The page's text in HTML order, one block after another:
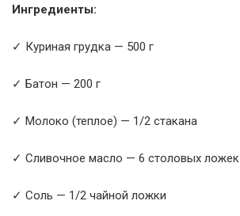
Ингредиенты:
✓ Куриная грудка — 500 г
✓ Батон — 200 г
✓ Молоко (теплое) — 1/2 стакана
✓ Сливочное масло — 6 столовых ложек
✓ Соль — 1/2 чайной ложки